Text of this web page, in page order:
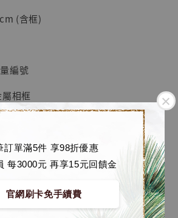
訂單滿5件 享98折優惠
每3000元 再享15元回饋金
官網刷卡免手續費
(含框)
編號
相框
機玻璃